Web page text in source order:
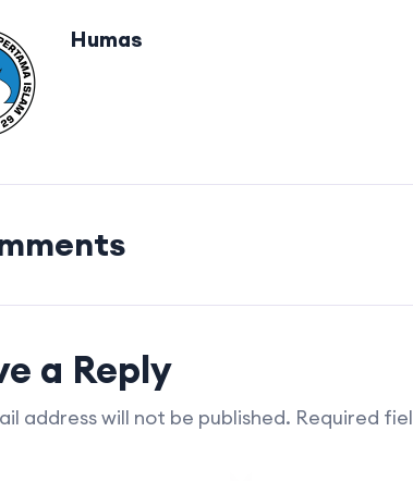
Humas
a Reply
address will not be published. Required